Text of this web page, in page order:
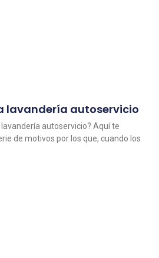
lavandería autoservicio
autoservicio? Aquí te
de motivos por los que, cuando los